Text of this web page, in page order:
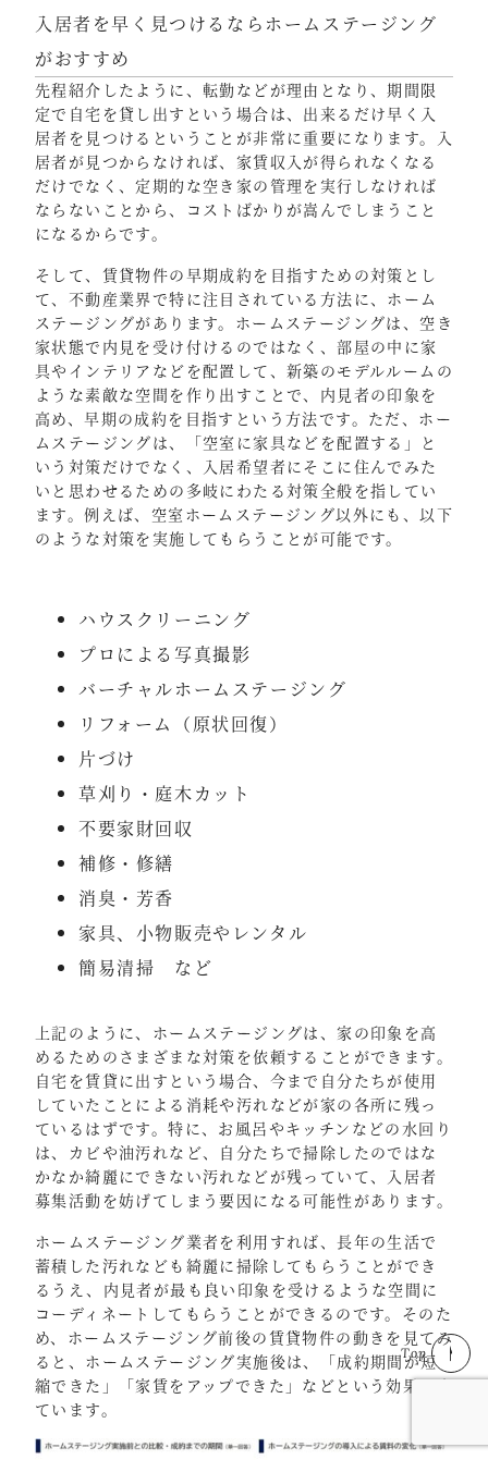
入居者を早く見つけるならホームステージング
がおすすめ
先程紹介したように、転勤などが理由となり、期間限
定で自宅を貸し出すという場合は、出来るだけ早く入
居者を見つけるということが非常に重要になります。入
居者が見つからなければ、家賃収入が得られなくなる
だけでなく、定期的な空き家の管理を実行しなければ
ならないことから、コストばかりが嵩んでしまうこと
になるからです。
そして、賃貸物件の早期成約を目指すための対策とし
て、不動産業界で特に注目されている方法に、ホーム
ステージングがあります。ホームステージングは、空き
家状態で内見を受け付けるのではなく、部屋の中に家
具やインテリアなどを配置して、新築のモデルルームの
ような素敵な空間を作り出すことで、内見者の印象を
高め、早期の成約を目指すという方法です。ただ、ホー
ムステージングは、「空室に家具などを配置する」と
いう対策だけでなく、入居希望者にそこに住んでみた
いと思わせるための多岐にわたる対策全般を指してい
ます。例えば、空室ホームステージング以外にも、以下
のような対策を実施してもらうことが可能です。
ハウスクリーニング
プロによる写真撮影
バーチャルホームステージング
リフォーム（原状回復）
片づけ
草刈り・庭木カット
不要家財回収
補修・修繕
消臭・芳香
家具、小物販売やレンタル
簡易清掃 など
上記のように、ホームステージングは、家の印象を高
めるためのさまざまな対策を依頼することができます。
自宅を賃貸に出すという場合、今まで自分たちが使用
していたことによる消耗や汚れなどが家の各所に残っ
ているはずです。特に、お風呂やキッチンなどの水回り
は、カビや油汚れなど、自分たちで掃除したのではな
かなか綺麗にできない汚れなどが残っていて、入居者
募集活動を妨げてしまう要因になる可能性があります。
ホームステージング業者を利用すれば、長年の生活で
蓄積した汚れなども綺麗に掃除してもらうことができ
るうえ、内見者が最も良い印象を受けるような空間に
コーディネートしてもらうことができるのです。そのた
め、ホームステージング前後の賃貸物件の動きを見てみ
ると、ホームステージング実施後は、「成約期間が短
縮できた」「家賃をアップできた」などという効果が出
ています。
Top